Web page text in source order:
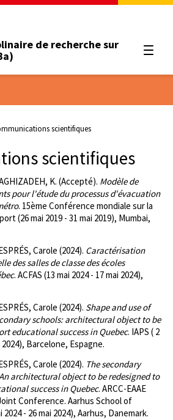
de recherche sur
scientifiques
scientifiques
K. (Accepté). Modèle de
pour l'étude du processus d'évacuation
. 15ème Conférence mondiale sur la
(26 mai 2019 - 31 mai 2019), Mumbai,
Carole (2024). Caractérisation
des salles de classe des écoles
. ACFAS (13 mai 2024 - 17 mai 2024),
Carole (2024). Shape and use of
schools: architectural object to be
educational success in Quebec. IAPS ( 2
Barcelone, Espagne.
Carole (2024). The secondary
architectural object to be redesigned to
success in Quebec. ARCC-EAAE
Conference. Aarhus School of
- 26 mai 2024), Aarhus, Danemark.